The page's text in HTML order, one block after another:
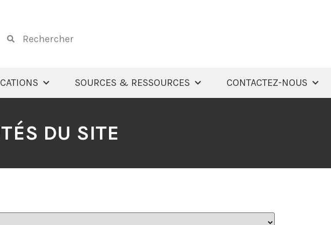
SOURCES & RESSOURCES CONTACTEZ-NOUS
DU SITE